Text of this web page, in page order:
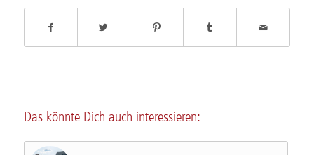
Das könnte Dich auch interessieren: